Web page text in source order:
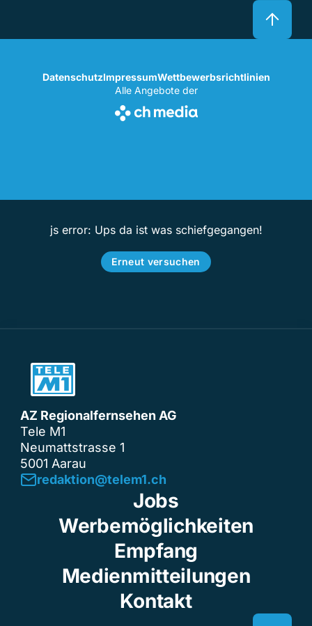
DatenschutzImpressumWettbewerbsrichtlinien
Alle Angebote der
js error: Ups da ist was schiefgegangen!
Erneut versuchen
AZ Regionalfernsehen AG
Tele M1
Neumattstrasse 1
5001 Aarau
redaktion@telem1.ch
Jobs
Werbemöglichkeiten
Empfang
Medienmitteilungen
Kontakt